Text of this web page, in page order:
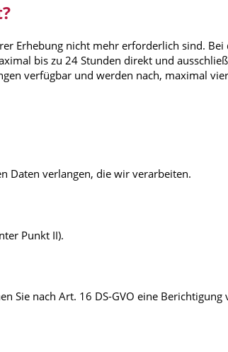
Erhebung nicht mehr erforderlich sind.
bis zu 24 Stunden direkt und
verfügbar und werden nach, maximal
Daten verlangen, die wir verarbeiten.
Punkt II).
Sie nach Art. 16 DS-GVO eine